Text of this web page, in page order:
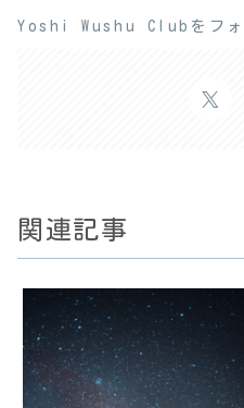
Yoshi Wushu Clubをフォ
関連記事